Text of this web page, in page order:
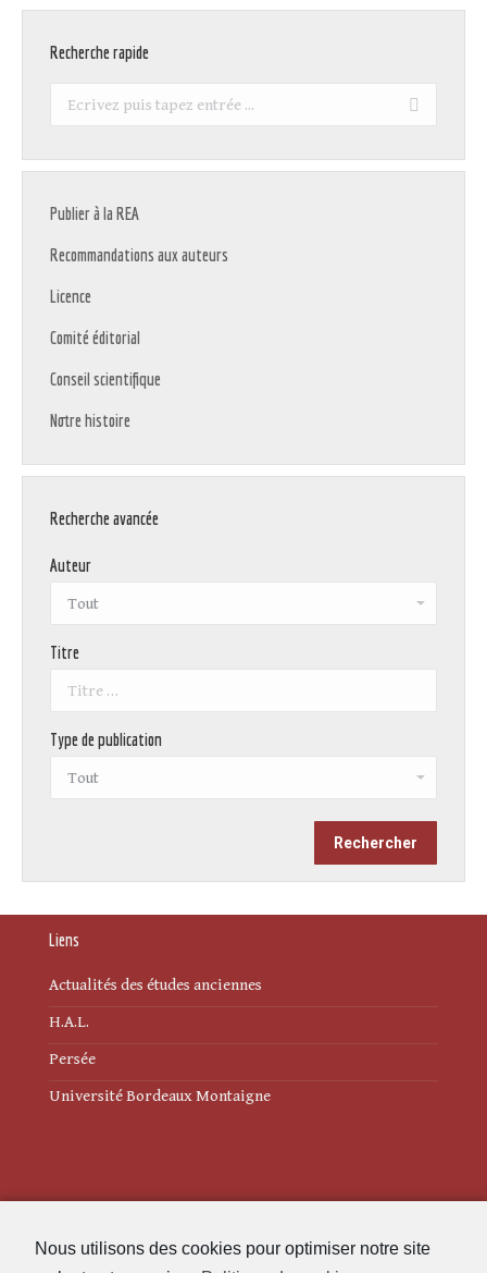
Nous utilisons des cookies pour optimiser notre site
Recherche rapide
Recherche
Publier à la REA
Recommandations aux auteurs
Licence
Comité éditorial
Conseil scientifique
Notre histoire
Recherche avancée
Auteur
Titre
Type de publication
Liens
Actualités des études anciennes
H.A.L.
Persée
Université Bordeaux Montaigne
Politique de cookies (UE)